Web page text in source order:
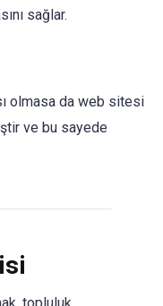
sağlar.
olmasa da web sitesi
ve bu sayede